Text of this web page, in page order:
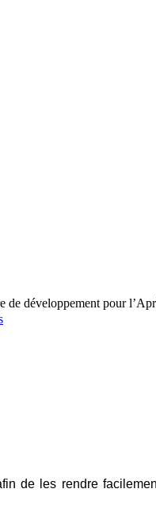
développement pour
de les rendre